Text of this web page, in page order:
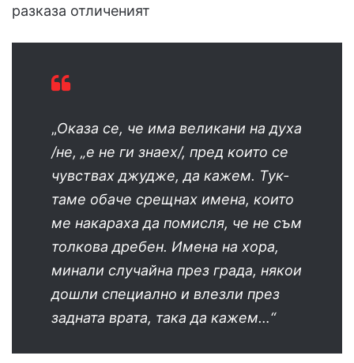
разказа отличеният
„Оказа се, че има великани на духа
/не, „е не ги знаех/, пред които се
чувствах джудже, да кажем. Тук-
таме обаче срещнах имена, които
ме накараха да помисля, че не съм
толкова дребен. Имена на хора,
минали случайна през града, някои
дошли специално и влезли през
задната врата, така да кажем…“